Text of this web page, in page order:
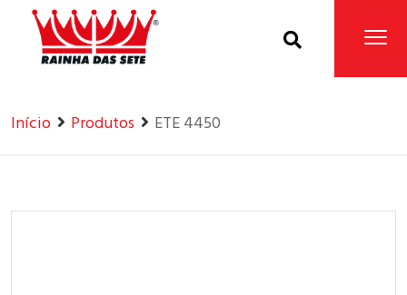
Home Produtos
Início Produtos ETE 4450